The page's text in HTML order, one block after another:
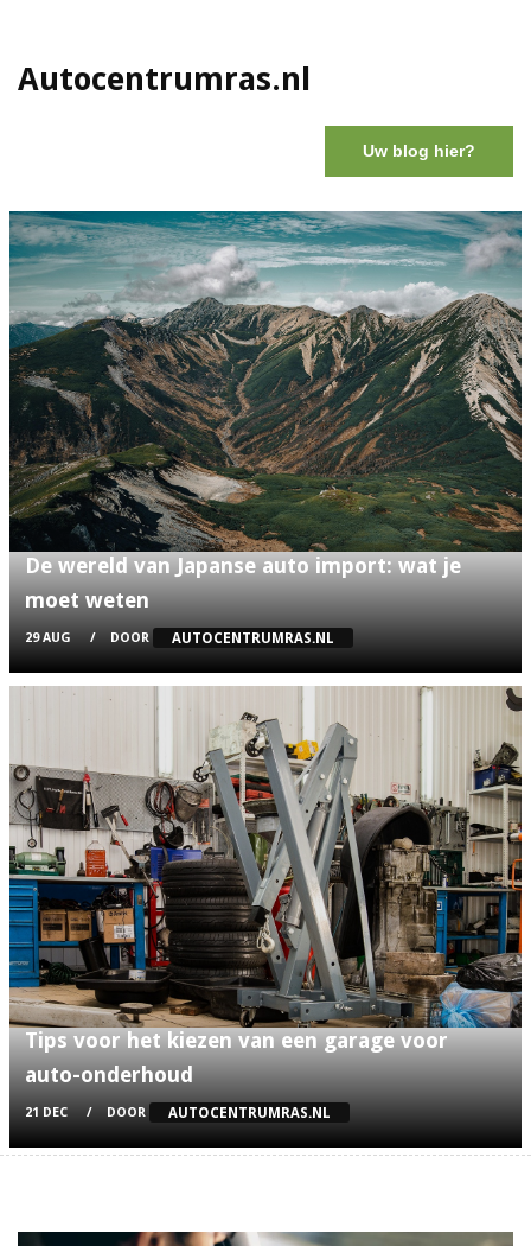
Autocentrumras.nl
Uw blog hier?
De wereld van Japanse auto import: wat je
moet weten
29 AUG DOOR AUTOCENTRUMRAS.NL
Tips voor het kiezen van een garage voor
auto-onderhoud
21 DEC DOOR AUTOCENTRUMRAS.NL